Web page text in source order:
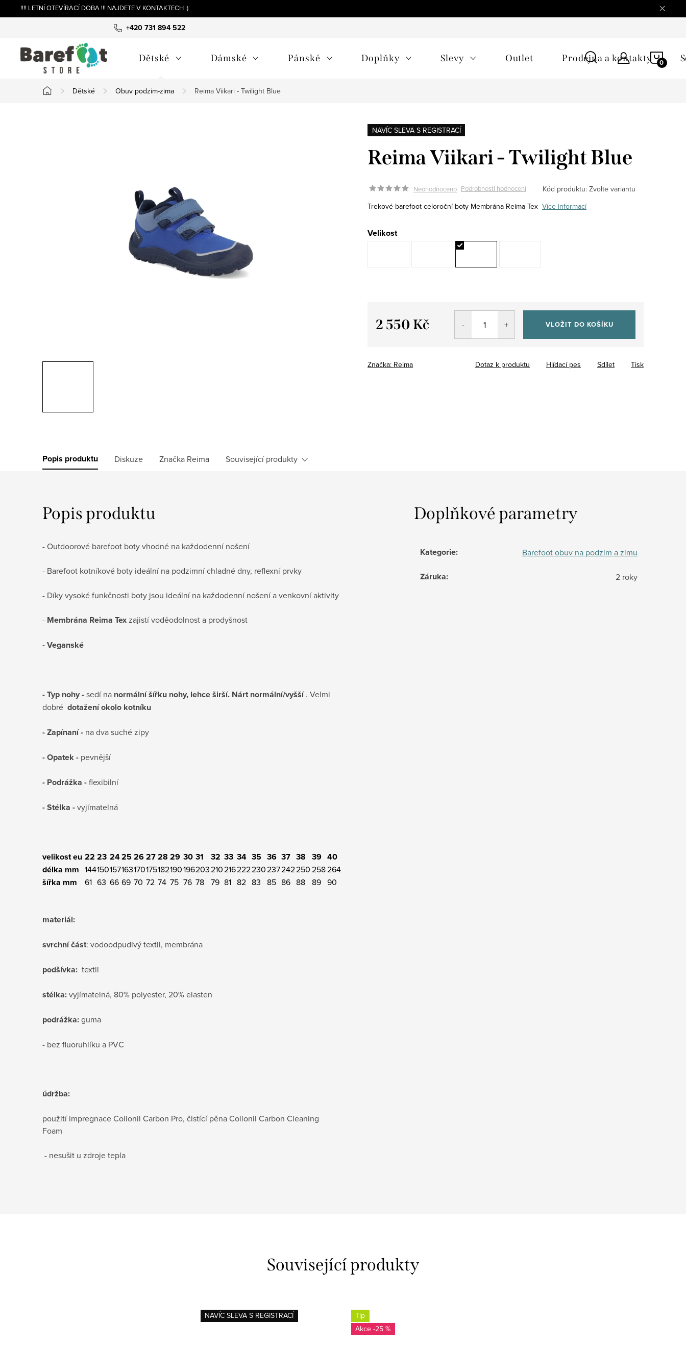
na
!!!! LETNÍ OTEVÍRACÍ DOBA !!! NAJDETE V KONTAKTECH :)
+420 731 894 522
Dětské Dámské Pánské Doplňky Slevy Outlet Prodejna a kontakty
Domů
Dětské Obuv podzim-zima Reima Viikari - Twilight Blue
NAVÍC SLEVA S REGISTRACÍ
Reima Viikari - Twilight Blue
Neohodnoceno Podrobnosti hodnocení Kód produktu: Zvolte variantu
Trekové barefoot celoroční boty Membrána Reima Tex Více informací
Velikost
2 550 Kč VLOŽIT DO KOŠÍKU
Značka: Reima Tisk
Dotaz k produktu Hlídací pes Sdílet
Popis produktu Diskuze Značka Reima Související produkty
Popis produktu
- Outdoorové barefoot boty vhodné na každodenní nošení
- Barefoot kotníkové boty ideální na podzimní chladné dny, reflexní prvky
- Díky vysoké funkčnosti boty jsou ideální na každodenní nošení a venkovní aktivity
- Membrána Reima Texzajistí voděodolnost a prodyšnost
- Veganské
- Typ nohy -sedí na normální šířku nohy, lehce širší. Nárt normální/vyšší. Velmi
dobré dotažení okolo kotníku
- Zapínaní - na dva suché zipy
- Opatek - pevnější
- Podrážka -flexibilní
- Stélka -vyjímatelná
velikost eu 22 23 2425262728 29 30 31 32 33 34 35 36 37 38 39 40
délka mm 144150157163170175182190196203210216222230237242250258264
šířka mm 61 63 66 69 70 72 74 75 76 78 79 81 82 83 85 86 88 89 90
materiál:
svrchní část: vodoodpudivý textil, membrána
podšívka: textil
stélka:vyjímatelná, 80% polyester, 20% elasten
podrážka:guma
- bez fluoruhlíku a PVC
údržba:
použití impregnace Collonil Carbon Pro, čistící pěna Collonil Carbon Cleaning
Foam
- nesušit u zdroje tepla
Doplňkové parametry
Kategorie: Barefoot obuv na podzim a zimu
Záruka: 2 roky
Související produkty
NAVÍC SLEVA S REGISTRACÍ
Tip
-25 %